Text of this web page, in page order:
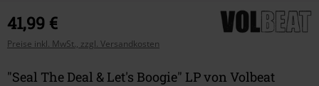
41,99 €
Preise inkl. MwSt., zzgl. Versandkosten
"Seal The Deal & Let's Boogie" LP von Volbeat